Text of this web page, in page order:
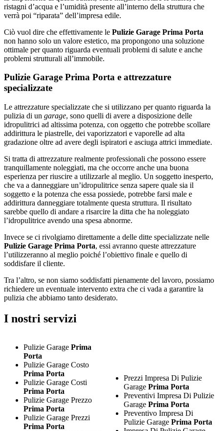
ristagni d’acqua e l’umidità presente all’interno della struttura che
verrà poi “riparata” dell’impresa edile.
Ciò vuol dire che effettivamente le Pulizie Garage Prima Porta
non hanno solo un valore estetico, ma propongono una soluzione
ottimale per quanto riguarda eventuali problemi di salute e anche
problemi strutturali all’immobile.
Pulizie Garage Prima Porta e attrezzature
specializzate
Le attrezzature specializzate che si utilizzano per quanto riguarda la
pulizia di un garage, sono quelli di avere a disposizione delle
idropulitrici ad altissima potenza, con oggetto che potrebbe scollare
addirittura le piastrelle, dei vaporizzatori e vaporelle ad alta
gradazione oltre ad avere degli ispiratori e asciuga attrici immediate.
Si tratta di attrezzature realmente professionali che possono essere
tranquillamente noleggiati, ma che occorre anche una buona
esperienza per riuscire a utilizzarle al meglio. Un soggetto inesperto,
che va a danneggiare un’idropulitrice senza sapere quale sia il
soggetto e la potenza che essa possiede, potrebbe farsi male e
addirittura danneggiare totalmente questa struttura. Il risultato
sarebbe quello di andare a risarcire la ditta che ha noleggiato
l’idropulitrice avendo una spesa abnorme.
Invece se ci rivolgiamo direttamente a delle ditte specializzate nelle
Pulizie Garage Prima Porta, essi avranno queste attrezzature
l’utilizzeranno al meglio poiché l’obiettivo finale e quello di
soddisfare il cliente.
Tra l’altro, se non siamo soddisfatti pienamente del lavoro, possiamo
richiedere un eventuale intervento extra che ci vada a garantire la
pulizia che abbiamo tanto desiderato.
I nostri servizi
Pulizie Garage Prima
Porta
Pulizie Garage Costo
Prima Porta
Pulizie Garage Costi
Prima Porta
Pulizie Garage Prezzo
Prima Porta
Pulizie Garage Prezzi
Prima Porta
Prezzi Impresa Di Pulizie
GaragePrima Porta
Preventivi Impresa Di Pulizie
GaragePrima Porta
Preventivo Impresa Di
Pulizie GaragePrima Porta